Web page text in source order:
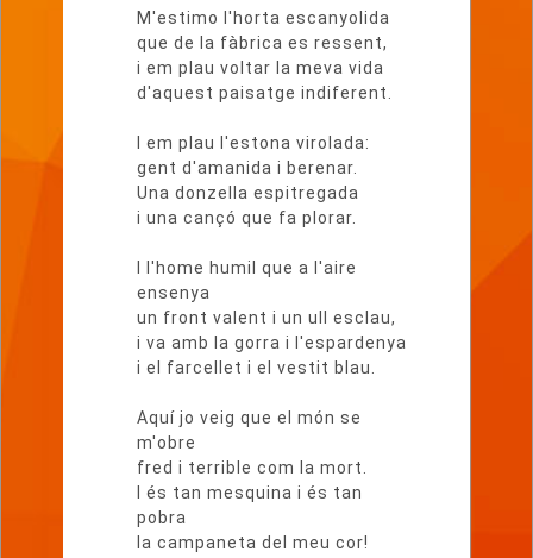
M'estimo l'horta escanyolida
que de la fàbrica es ressent,
i em plau voltar la meva vida
d'aquest paisatge indiferent.
I em plau l'estona virolada:
gent d'amanida i berenar.
Una donzella espitregada
i una cançó que fa plorar.
I l'home humil que a l'aire
ensenya
un front valent i un ull esclau,
i va amb la gorra i l'espardenya
i el farcellet i el vestit blau.
Aquí jo veig que el món se
m'obre
fred i terrible com la mort.
I és tan mesquina i és tan
pobra
la campaneta del meu cor!